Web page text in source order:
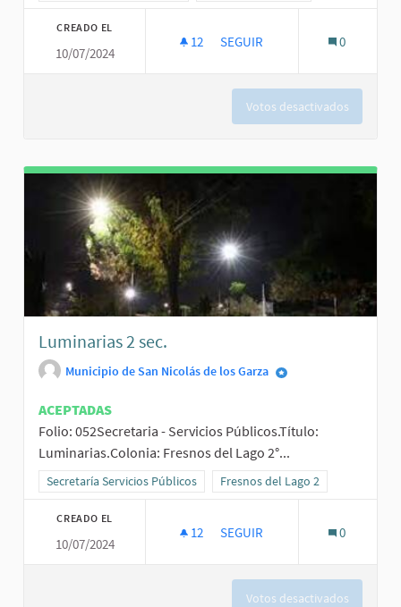
CREADO EL
10/07/2024
12 12 SEGUIDORAS
SEGUIR 0
Votos desactivados
Luminarias 2 sec.
Municipio de San Nicolás de los Garza
ACEPTADAS
Folio: 052Secretaria - Servicios Públicos.Título:
Luminarias.Colonia: Fresnos del Lago 2°...
Resultados al filtrar por la categoría: Secretaría Servicios Públicos
Secretaría Servicios Públicos Resultados al filtrar por el
Fresnos del Lago 2
CREADO EL
10/07/2024
12 12 SEGUIDORAS
SEGUIR 0
Votos desactivados